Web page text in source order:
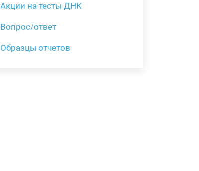
Акции на тесты ДНК
Вопрос/ответ
Образцы отчетов